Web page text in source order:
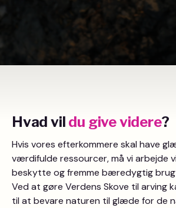
Hvad vil du give videre?
Hvis vores efterkommere skal have
værdifulde ressourcer, må vi arbejde
beskytte og fremme bæredygtig brug
Ved at gøre Verdens Skove til arving
til at bevare naturen til glæde for de